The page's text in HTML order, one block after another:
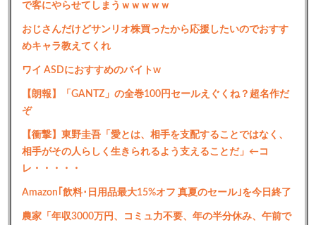
で客にやらせてしまうｗｗｗｗｗ
おじさんだけどサンリオ株買ったから応援したいのでおすす
めキャラ教えてくれ
ワイ ASDにおすすめのバイトw
【朗報】「GANTZ」の全巻100円セールえぐくね？超名作だ
ぞ
【衝撃】東野圭吾「愛とは、相手を支配することではなく、
相手がその人らしく生きられるよう支えることだ」←コ
レ・・・・・
Amazon｢飲料･日用品最大15%オフ 真夏のセール｣を今日終了
農家「年収3000万円、コミュ力不要、年の半分休み、午前で